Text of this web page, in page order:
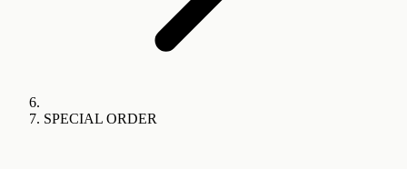
SPECIAL ORDER